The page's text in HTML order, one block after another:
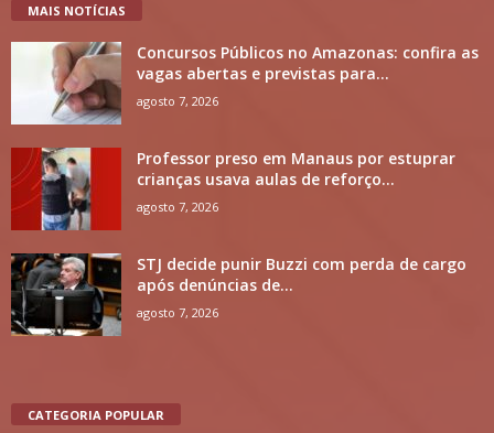
MAIS NOTÍCIAS
Concursos Públicos no Amazonas: confira as
vagas abertas e previstas para...
agosto 7, 2026
Professor preso em Manaus por estuprar
crianças usava aulas de reforço...
agosto 7, 2026
STJ decide punir Buzzi com perda de cargo
após denúncias de...
agosto 7, 2026
CATEGORIA POPULAR